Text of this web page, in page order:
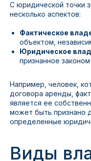
С юридической точки
несколько аспектов:
Фактическое
объектом,
Юридическое
признанное
Например, человек,
договора аренды,
является ее
может быть признано
определенные
Виды